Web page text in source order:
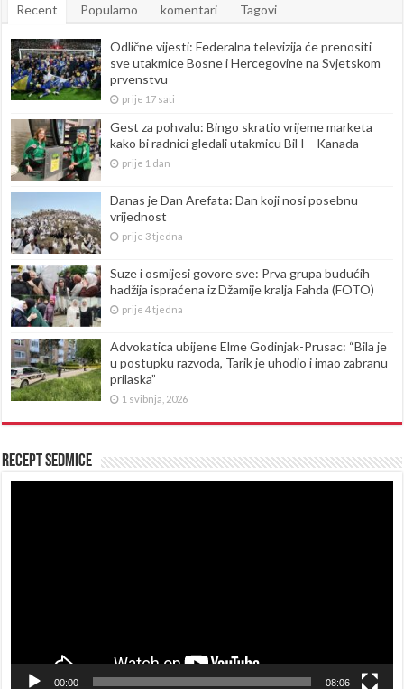
Recent Popularno komentari Tagovi
Odlične vijesti: Federalna televizija će prenositi
sve utakmice Bosne i Hercegovine na Svjetskom
prvenstvu
prije 17 sati
Gest za pohvalu: Bingo skratio vrijeme marketa
kako bi radnici gledali utakmicu BiH – Kanada
prije 1 dan
Danas je Dan Arefata: Dan koji nosi posebnu
vrijednost
prije 3 tjedna
Suze i osmijesi govore sve: Prva grupa budućih
hadžija ispraćena iz Džamije kralja Fahda (FOTO)
prije 4 tjedna
Advokatica ubijene Elme Godinjak-Prusac: “Bila je
u postupku razvoda, Tarik je uhodio i imao zabranu
prilaska”
1 svibnja, 2026
Recept sedmice
00:00 08:06